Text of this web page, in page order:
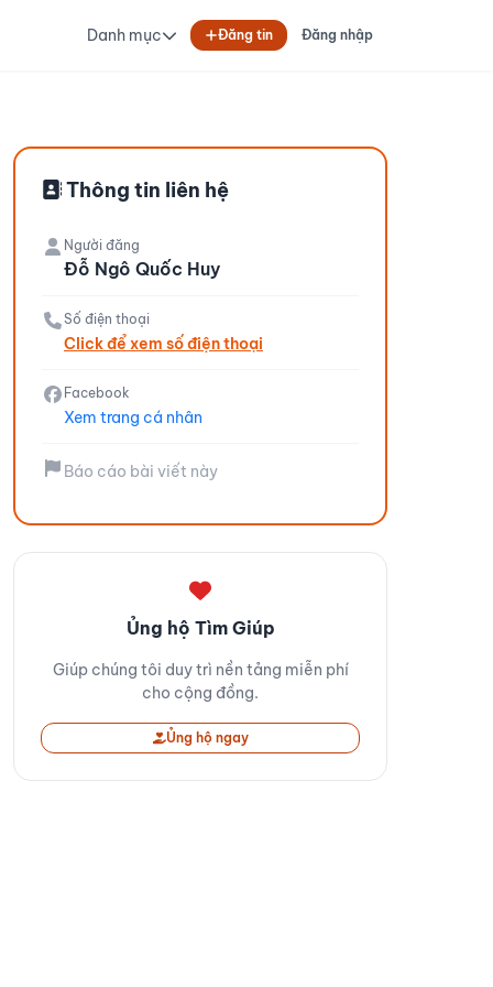
Danh mục Đăng tin Đăng nhập
Thông tin liên hệ
Người đăng
Đỗ Ngô Quốc Huy
Số điện thoại
Click để xem số điện thoại
Facebook
Xem trang cá nhân
Báo cáo bài viết này
Ủng hộ Tìm Giúp
Giúp chúng tôi duy trì nền tảng miễn phí
cho cộng đồng.
Ủng hộ ngay